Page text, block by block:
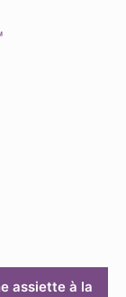
assiette à la